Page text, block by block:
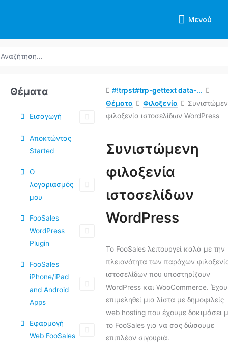
Μενού
Μενού
Θέματα
Εισαγωγή
Αποκτώντας
Started
Ο
λογαριασμός
μου
FooSales
WordPress
Plugin
FooSales
iPhone/iPad
and Android
Apps
Εφαρμογή
Web FooSales
#!trpst#trp-gettext data-...
Θέματα
Φιλοξενία
φιλοξενία ιστοσελίδων WordPress
Συνιστώμενη
φιλοξενία
ιστοσελίδων
WordPress
Το FooSales λειτουργεί καλά με την
πλειονότητα των παρόχων
ιστοσελίδων που υποστηρίζουν
WordPress και WooCommerce.
επιμεληθεί μια λίστα με δημοφιλείς
web hosting που έχουμε δοκιμάσει
το FooSales για να σας δώσουμε
επιπλέον σιγουριά.